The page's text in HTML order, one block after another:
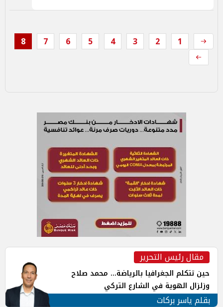
1
2
3
4
5
6
7
8
مقال رئيس التحرير
حين تتكلم الجغرافيا بالرياضة... محمد صلاح
وزلزال الهوية في الشارع التركي
بقلم ياسر بركات